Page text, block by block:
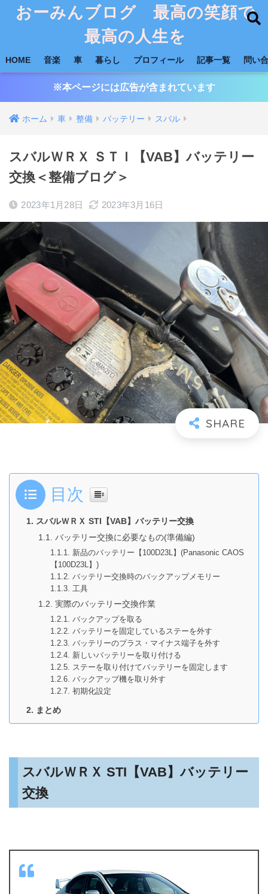
おーみんブログ 最高の笑顔で
最高の人生を
HOME 音楽 車 暮らし プロフィール 記事一覧 問い
※本ページには広告が含まれています
ホーム 車 整備 バッテリー スバル
スバルＷＲＸ ＳＴＩ【VAB】バッテリー
交換＜整備ブログ＞
2023年1月28日 2023年3月16日
目次
スバルＷＲＸ STI【VAB】バッテリー交換
バッテリー交換に必要なもの(準備編)
新品のバッテリー【100D23L】(Panasonic CAOS
【100D23L】)
バッテリー交換時のバックアップメモリー
工具
実際のバッテリー交換作業
バックアップを取る
バッテリーを固定しているステーを外す
バッテリーのプラス・マイナス端子を外す
新しいバッテリーを取り付ける
ステーを取り付けてバッテリーを固定します
バックアップ機を取り外す
初期化設定
まとめ
スバルＷＲＸ STI【VAB】バッテリー
交換